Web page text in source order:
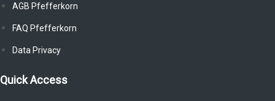
AGB Pfefferkorn
FAQ Pfefferkorn
Data Privacy
Quick Access